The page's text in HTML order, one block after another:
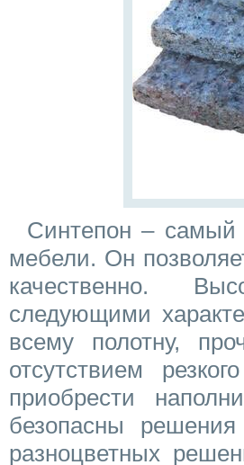
Синтепон – самый
мебели. Он
качественно.
следующими
всему полотну,
отсутствием
приобрести
безопасны
разноцветных